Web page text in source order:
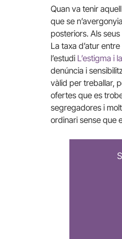
Quan va tenir
que se
posteriors. Als
La taxa d’atur
l’estudi L’estigma i
denúncia i
vàlid per treballar,
ofertes que es
segregadores i
ordinari sense que